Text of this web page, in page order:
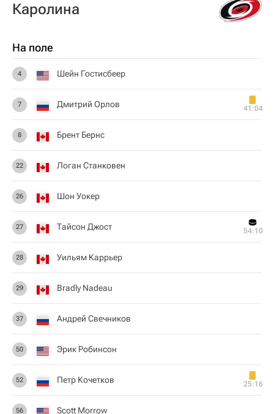
Каролина
На поле
4 Шейн Гостисбеер
7 Дмитрий Орлов 41:04
8 Брент Бернс
22 Логан Станковен
26 Шон Уокер
27 Тайсон Джост 54:10
28 Уильям Каррьер
29 Bradly Nadeau
37 Андрей Свечников
50 Эрик Робинсон
52 Петр Кочетков 25:16
56 Scott Morrow